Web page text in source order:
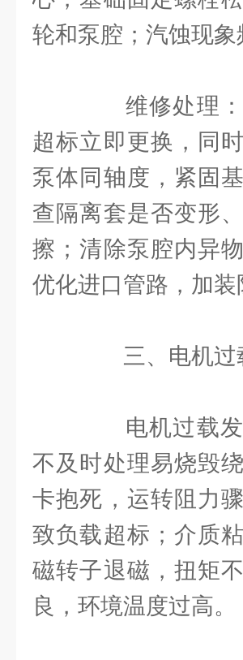
轮和泵腔；汽蚀现
维修处理：
超标立即更换，同
泵体同轴度，紧固
查隔离套是否变形
擦；清除泵腔内异
优化进口管路，加
三、电机过
电机过载发
不及时处理易烧毁
卡抱死，运转阻力
致负载超标；介质
磁转子退磁，扭矩
良，环境温度过高。